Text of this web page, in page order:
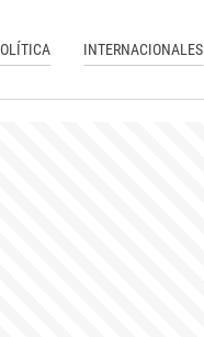
INTERNACIONALES